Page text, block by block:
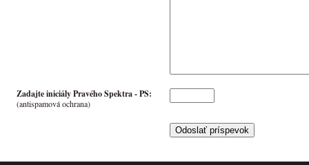
Zadajte iniciály Pravého Spektra -PS:
(antispamová ochrana)